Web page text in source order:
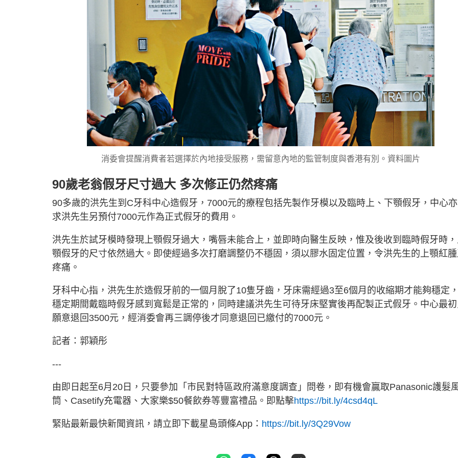
消委會提醒消費者若選擇於內地接受服務，需留意內地的監管制度與香港有別。資料圖片
90歲老翁假牙尺寸過大 多次修正仍然疼痛
90多歲的洪先生到C牙科中心造假牙，7000元的療程包括先製作牙模以及臨時上、下顎假牙，中心
求洪先生另預付7000元作為正式假牙的費用。
洪先生於試牙模時發現上顎假牙過大，嘴唇未能合上，並即時向醫生反映，惟及後收到臨時假牙時
顎假牙的尺寸依然過大。即使經過多次打磨調整仍不穩固，須以膠水固定位置，令洪先生的上顎紅
疼痛。
牙科中心指，洪先生於造假牙前的一個月脫了10隻牙齒，牙床需經過3至6個月的收縮期才能夠穩定
穩定期間戴臨時假牙感到寬鬆是正常的，同時建議洪先生可待牙床堅實後再配製正式假牙。中心最
願意退回3500元，經消委會再三調停後才同意退回已繳付的7000元。
記者：郭穎彤
---
由即日起至6月20日，只要參加「市民對特區政府滿意度調查」問卷，即有機會贏取Panasonic護髮
筒、Casetify充電器、大家樂$50餐飲券等豐富禮品。即點擊https://bit.ly/4csd4qL
緊貼最新最快新聞資訊，請立即下載星島頭條App： https://bit.ly/3Q29Vow